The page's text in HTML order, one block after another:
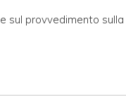
sul provvedimento sulla